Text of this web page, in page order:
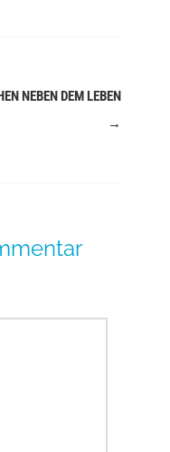
NEBEN DEM LEBEN
→